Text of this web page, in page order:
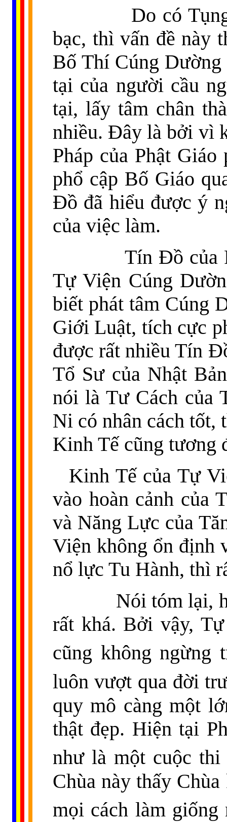
Do có Tụng
bạc, thì vấn đề này
Bố Thí Cúng
tại của người cầu
tại, lấy tâm chân
nhiều. Đây là bởi vì
Pháp của Phật
phổ cập Bố Giáo
Đồ đã hiểu được ý
của việc làm.
Tín Đồ của Phật
Tự Viện Cúng
biết phát tâm Cúng
Giới Luật, tích cực
được rất nhiều Tín
Tổ Sư của Nhật
nói là Tư Cách của
Ni có nhân cách tốt,
Kinh Tế cũng tương
Kinh Tế của Tự
vào hoàn cảnh của
và Năng Lực của
Viện không ổn định
nổ lực Tu Hành, thì
Nói tóm lại, hiện
rất khá. Bởi vậy,
cũng không ngừng
luôn vượt qua đời
quy mô càng một
thật đẹp. Hiện tại
như là một cuộc
Chùa này thấy
mọi cách làm giống